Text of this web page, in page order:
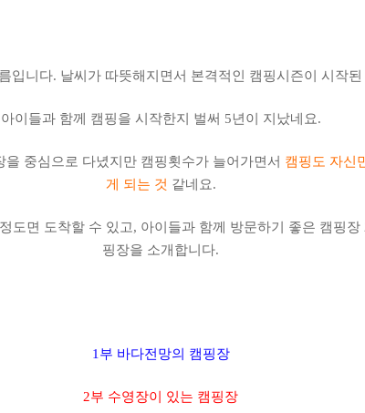
입니다. 날씨가 따뜻해지면서 본격적인 캠핑시즌이 시작
아이들과 함께 캠핑을 시작한지 벌써 5년이 지났네요.
중심으로 다녔지만 캠핑횟수가 늘어가면서 캠핑도 자신
게 되는 것 같네요.
도면 도착할 수 있고, 아이들과 함께 방문하기 좋은 캠핑
핑장을 소개합니다.
1부 바다전망의 캠핑장
2부 수영장이 있는 캠핑장